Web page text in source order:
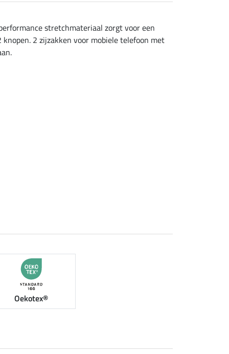
stretchmateriaal zorgt voor een
2 zijzakken voor mobiele telefoon met
Oekotex®